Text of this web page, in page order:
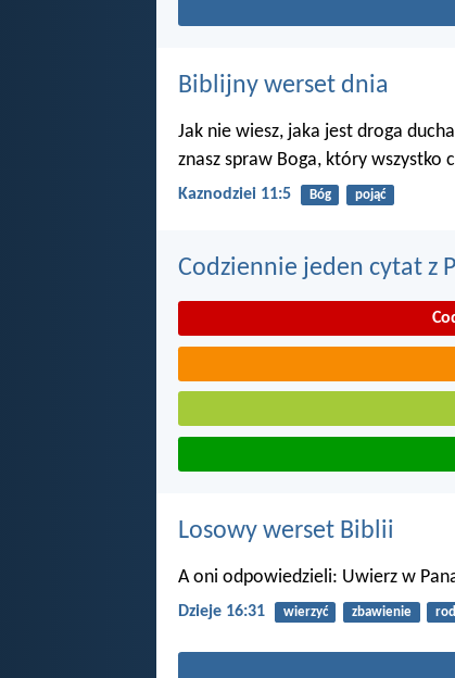
Biblijny werset dnia
Jak nie wiesz, jaka jest droga
znasz spraw Boga, który wszystko
Kaznodziei 11:5 Bóg pojąć
Codziennie jeden cytat z
Losowy werset Biblii
A oni odpowiedzieli: Uwierz w
Dzieje 16:31 wierzyć zbawienie